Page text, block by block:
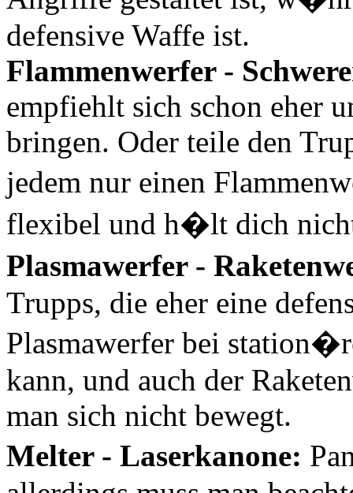
defensive Waffe ist.
Flammenwerfer -
empfiehlt sich schon eher
bringen. Oder teile den
jedem nur einen
flexibel und h�lt dich
Plasmawerfer -
Trupps, die eher eine
Plasmawerfer bei
kann, und auch der
man sich nicht bewegt.
Melter - Laserkanone: